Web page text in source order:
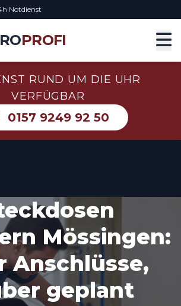
Notdienst
PROFI
RUND UM DIE UHR
VERFÜGBAR
0157 9249 92 50
Mössingen:
Anschlüsse,
geplant